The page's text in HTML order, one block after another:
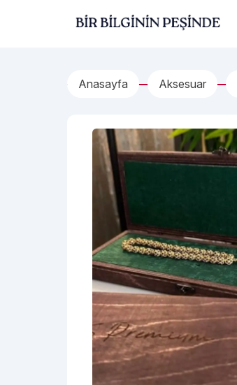
Bir Bilginin Peşinde!
Anasayfa Aksesuar